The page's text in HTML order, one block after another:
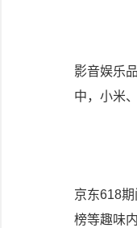
影音娱乐
中，小米
京东618
榜等趣味